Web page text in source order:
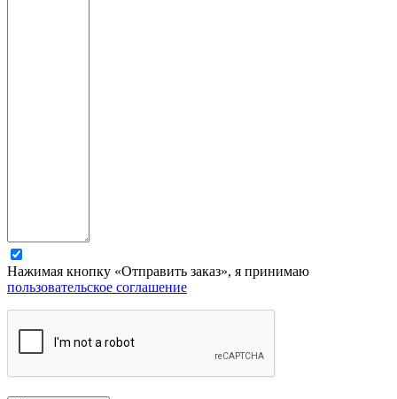
Нажимая кнопку «Отправить заказ», я принимаю
пользовательское соглашение